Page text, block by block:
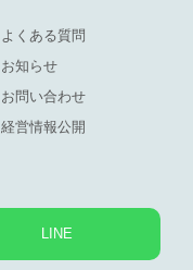
よくある質問
お知らせ
お問い合わせ
経営情報公開
LINE